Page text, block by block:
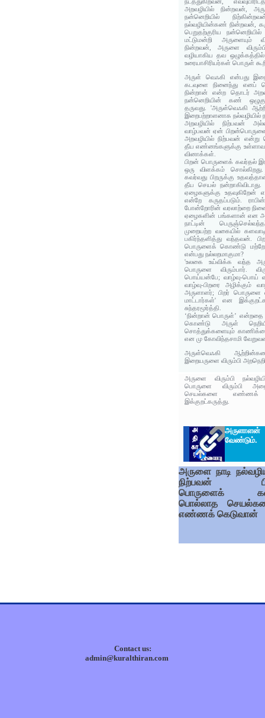
அறவழியில் நின்றவன்,
நன்னெறியில்
நல்வழியின்கண் நின்றவன்,
பெறுதற்குரிய
மட்டுமன்றி அருளையும்
நின்றவன், அருளை
வழியாகிய தவ
உரையாசிரியர்கள் பொருள்
அருள் வெஃகி என்பது
கடவுளை நினைந்து எனப்
நின்றான் என்ற தொடர்
நன்னெறியின் கண்
தருவது. 'அருள்வெஃகி
இறைபற்றாளனாக நல்வழியில்
அறவழியில் நிற்பவன்
வாழ்பவன் ஏன்
அறவழியில் நிற்பவன்
தீய எண்னங்களுக்கு
வினாக்கள்.
பிறன் பொருளைக் கவர்தல்
ஒரு விளக்கம்
கவர்வது பிறருக்கு
தீய செயல்
ஏழைகளுக்கு
என்றே கருதப்படும்.
போன்றோரின் வரலாற்றை
ஏழைகளின் பங்களான் என
நாட்டின்
முறையற்ற வகையில்
பகிர்ந்தளித்து வந்தவன்.
பொருளைக் கொண்டு
என்பது நல்லறமாகுமா?
'உலகை உய்விக்க வந்த
பொருளை விரும்பார்.
பொய்யன்பே; வாழ்வு-பொய்
வாழ்வு-பிறரை அழிக்கும்
அருளாளர்; பிறர் பொருளை
மாட்டார்கள்' என
சுந்தரமூர்த்தி.
‘நின்றான் பொருள்’
கொண்டு அருள்
சொத்துக்களையும்
என மு கோவிந்தசாமி
அருள்வெஃகி
இறையருளை விரும்பி
அருளை விரும்பி
பொருளை விரும்பி
செயல்களை எண்ணக்
இக்குறட்கருத்து.
வேண்டும்.
அருளை நாடி
நிற்பவன்
பொருளைக்
பொல்லாத
எண்ணக் கெடுவான்
Contact us:
admin@kuralthiran.com